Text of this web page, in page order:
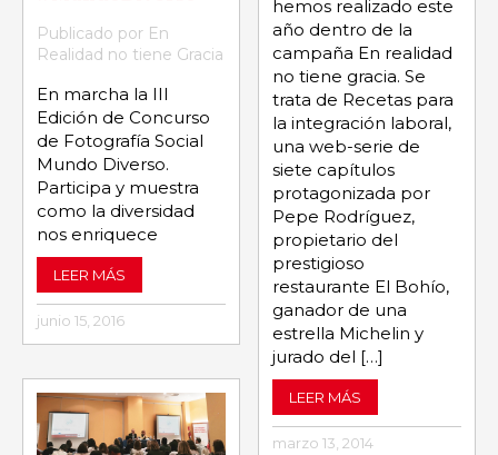
Publicado por En
Realidad no tiene Gracia
En marcha la III
Edición de Concurso
de Fotografía Social
Mundo Diverso.
Participa y muestra
como la diversidad
nos enriquece
LEER MÁS
junio 15, 2016
hemos realizado este
año dentro de la
campaña En realidad
no tiene gracia. Se
trata de Recetas para
la integración laboral,
una web-serie de
siete capítulos
protagonizada por
Pepe Rodríguez,
propietario del
prestigioso
restaurante El Bohío,
ganador de una
estrella Michelin y
jurado del […]
LEER MÁS
marzo 13, 2014